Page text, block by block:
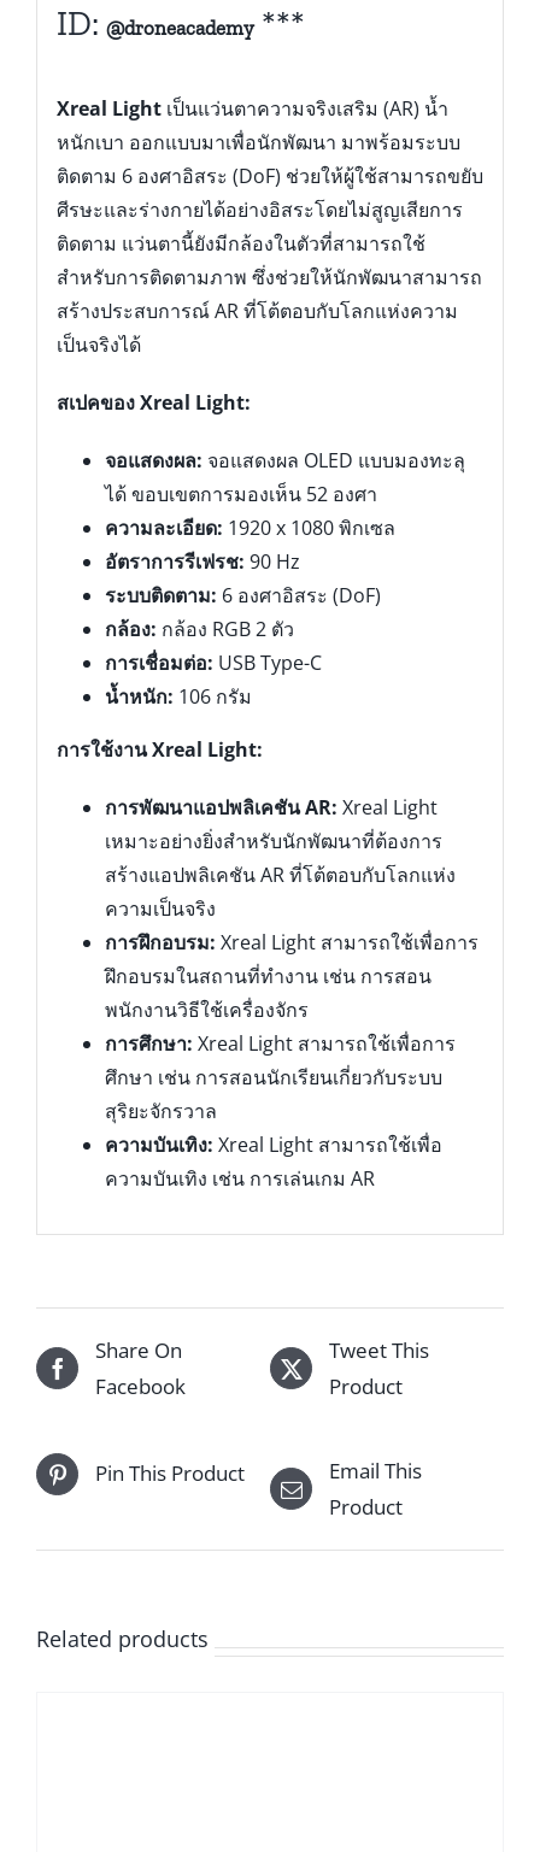
ID: @droneacademy ***
Xreal Lightเป็นแว่นตาความจริงเสริม (AR) น้ำ
หนักเบา ออกแบบมาเพื่อนักพัฒนา มาพร้อมระบบ
ติดตาม 6 องศาอิสระ (DoF) ช่วยให้ผู้ใช้สามารถขยับ
ศีรษะและร่างกายได้อย่างอิสระโดยไม่สูญเสียการ
ติดตาม แว่นตานี้ยังมีกล้องในตัวที่สามารถใช้
สำหรับการติดตามภาพ ซึ่งช่วยให้นักพัฒนาสามารถ
สร้างประสบการณ์ AR ที่โต้ตอบกับโลกแห่งความ
เป็นจริงได้
สเปคของ Xreal Light:
จอแสดงผล: จอแสดงผล OLED แบบมองทะลุ
ได้ ขอบเขตการมองเห็น 52 องศา
ความละเอียด: 1920 x 1080 พิกเซล
อัตราการรีเฟรช: 90 Hz
ระบบติดตาม: 6 องศาอิสระ (DoF)
กล้อง: กล้อง RGB 2 ตัว
การเชื่อมต่อ: USB Type-C
น้ำหนัก: 106 กรัม
การใช้งาน Xreal Light:
การพัฒนาแอปพลิเคชัน AR: Xreal Light
เหมาะอย่างยิ่งสำหรับนักพัฒนาที่ต้องการ
สร้างแอปพลิเคชัน AR ที่โต้ตอบกับโลกแห่ง
ความเป็นจริง
การฝึกอบรม: Xreal Light สามารถใช้เพื่อการ
ฝึกอบรมในสถานที่ทำงาน เช่น การสอน
พนักงานวิธีใช้เครื่องจักร
การศึกษา: Xreal Light สามารถใช้เพื่อการ
ศึกษา เช่น การสอนนักเรียนเกี่ยวกับระบบ
สุริยะจักรวาล
ความบันเทิง: Xreal Light สามารถใช้เพื่อ
ความบันเทิง เช่น การเล่นเกม AR
Share On
Facebook
Tweet This
Product
Pin This Product
Email This
Product
Related products